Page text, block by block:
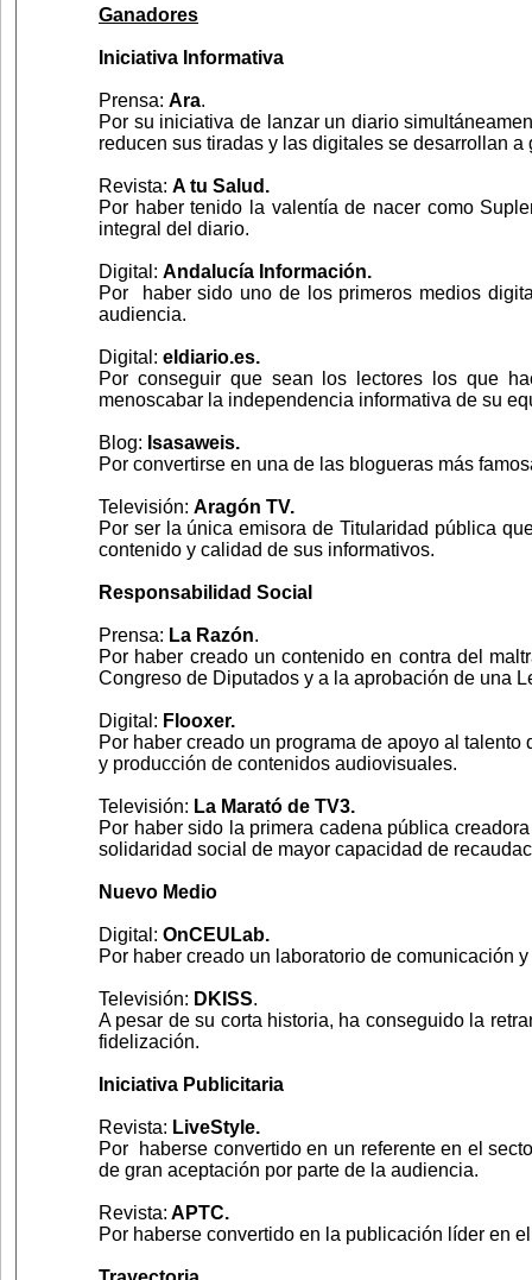
Ganadores
Iniciativa Informativa
Prensa: Ara.
Por su iniciativa de lanzar un diario
reducen sus tiradas y las digitales se desarrollan a
Revista: A tu Salud.
Por haber tenido la valentía de nacer como
integral del diario.
Digital: Andalucía Información.
Por haber sido uno de los primeros medios
audiencia.
Digital: eldiario.es.
Por conseguir que sean los lectores los que
menoscabar la independencia informativa de su
Blog: Isasaweis.
Por convertirse en una de las blogueras más
Televisión: Aragón TV.
Por ser la única emisora de Titularidad pública
contenido y calidad de sus informativos.
Responsabilidad Social
Prensa: La Razón.
Por haber creado un contenido en contra del
Congreso de Diputados y a la aprobación de una
Digital: Flooxer.
Por haber creado un programa de apoyo al
y producción de contenidos audiovisuales.
Televisión: La Marató de TV3.
Por haber sido la primera cadena pública
solidaridad social de mayor capacidad de
Nuevo Medio
Digital: OnCEULab.
Por haber creado un laboratorio de comunicación
Televisión: DKISS.
A pesar de su corta historia, ha conseguido la
fidelización.
Iniciativa Publicitaria
Revista: LiveStyle.
Por haberse convertido en un referente en el
de gran aceptación por parte de la audiencia.
Revista: APTC.
Por haberse convertido en la publicación líder en